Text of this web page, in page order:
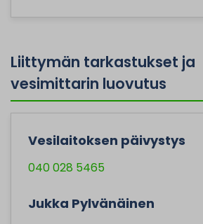
Liittymän tarkastukset ja
vesimittarin luovutus
Vesilaitoksen päivystys
040 028 5465
Jukka Pylvänäinen